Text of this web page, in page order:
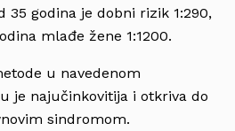
35 godina je dobni rizik 1:290,
mlađe žene 1:1200.
u navedenom
je najučinkovitija i otkriva do
sindromom.